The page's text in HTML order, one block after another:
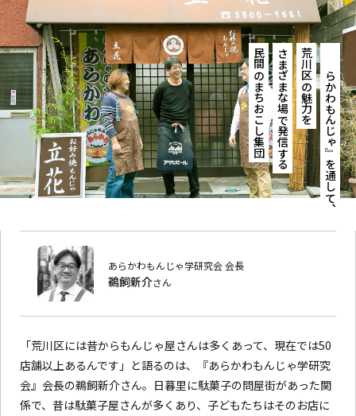
『あらかわもんじゃ』を通して、
荒川区の魅力を
さまざまな場で発信する
民間のまちおこし集団
あらかわもんじゃ学研究会 会長
鵜飼新介さん
「荒川区には昔からもんじゃ屋さんは多くあって、現在では50
店舗以上あるんです」と語るのは、『あらかわもんじゃ学研究
会』会長の鵜飼新介さん。日暮里に駄菓子の問屋街があった関
係で、昔は駄菓子屋さんが多くあり、子どもたちはそのお店に